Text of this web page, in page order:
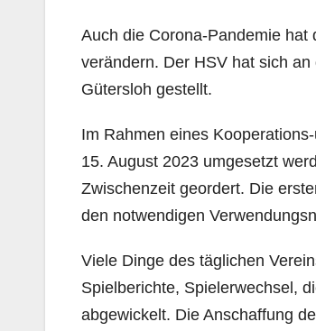
Auch die Corona-Pandemie hat
verändern. Der HSV hat sich
Gütersloh gestellt.
Im Rahmen eines
15. August 2023 umgesetzt
Zwischenzeit geordert. Die
den notwendigen
Viele Dinge des täglichen
Spielberichte, Spielerwechsel,
abgewickelt. Die Anschaffung